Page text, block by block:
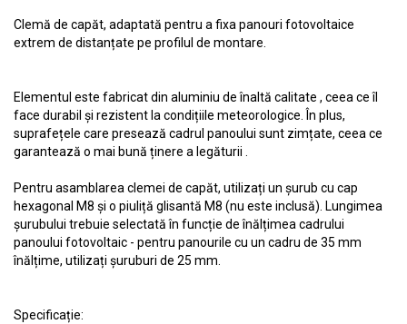
Clemă de capăt, adaptată pentru a fixa panouri fotovoltaice
extrem de distanțate pe profilul de montare.
Elementul este fabricat din aluminiu de înaltă calitate , ceea ce îl
face durabil și rezistent la condițiile meteorologice. În plus,
suprafețele care presează cadrul panoului sunt zimțate, ceea ce
garantează o mai bună ținere a legăturii .
Pentru asamblarea clemei de capăt, utilizați un șurub cu cap
hexagonal M8 și o piuliță glisantă M8 (nu este inclusă). Lungimea
șurubului trebuie selectată în funcție de înălțimea cadrului
panoului fotovoltaic - pentru panourile cu un cadru de 35 mm
înălțime, utilizați șuruburi de 25 mm.
Specificație: